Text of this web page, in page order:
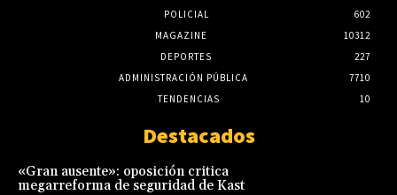
POLICIAL
602
MAGAZINE
10312
DEPORTES
227
ADMINISTRACIÓN PÚBLICA
7710
TENDENCIAS
10
Destacados
«Gran ausente»: oposición critica
megarreforma de seguridad de Kast